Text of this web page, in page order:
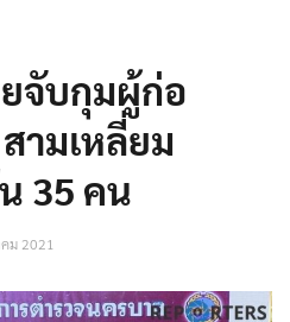
จับกุมผู้ก่อ
ามเหลี่ยม
35 คน
ม 2021